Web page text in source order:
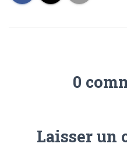
0
Laisser un